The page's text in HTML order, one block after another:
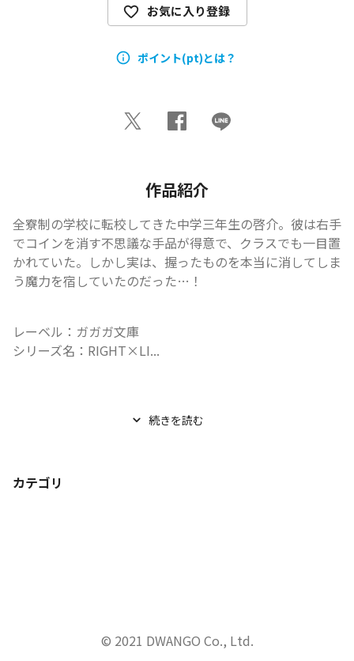
お気に入り登録
ポイント(pt)とは？
作品紹介
全寮制の学校に転校してきた中学三年生の啓介。彼は右手
でコインを消す不思議な手品が得意で、クラスでも一目置
かれていた。しかし実は、握ったものを本当に消してしま
う魔力を宿していたのだった…！
レーベル：ガガガ文庫
シリーズ名：RIGHT×LI...
続きを読む
カテゴリ
© 2021 DWANGO Co., Ltd.